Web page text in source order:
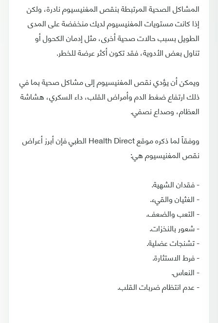
المشاكل الصحية المرتبطة بنقص المغنيسيوم نادرة، ولكن
إذا كانت مستويات المغنيسيوم لديك منخفضة على المدى
الطويل بسبب حالات صحية أخرى، مثل إدمان الكحول أو
تناول بعض الأدوية، فقد تكون أكثر عرضة للخطر.
ويمكن أن يؤدي نقص المغنيسيوم إلى مشاكل صحية بما في
ذلك ارتفاع ضغط الدم وأمراض القلب، داء السكري، هشاشة
العظام، وصداع نصفي.
ووفقاً لما ذكره موقع Health Direct الطبي فإن أبرز أعراض
نقص المغنيسيوم هي:
- فقدان الشهية.
- الغثيان والقيء.
- التعب والضعف.
- شعور بالنخزات.
- تشنجات عضلية.
- فرط الاستثارة.
- النعاس.
- عدم انتظام ضربات القلب.